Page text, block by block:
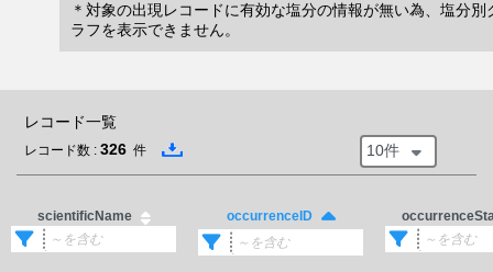
＊対象の出現レコードに有効な塩分の情報が無い為、塩分別
ラフを表示できません。
レコード一覧
レコード数 : 326 件 10件
scientificName occurrenceID